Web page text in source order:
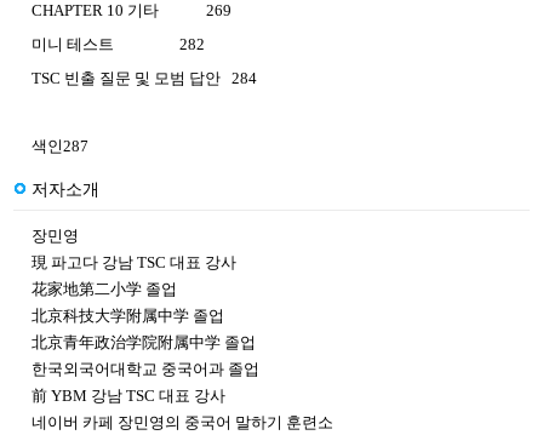
CHAPTER 10 기타 269
미니 테스트 282
TSC 빈출 질문 및 모범 답안 284
색인287
저자소개
장민영
現 파고다 강남 TSC 대표 강사
花家地第二小学 졸업
北京科技大学附属中学 졸업
北京青年政治学院附属中学 졸업
한국외국어대학교 중국어과 졸업
前 YBM 강남 TSC 대표 강사
네이버 카페 장민영의 중국어 말하기 훈련소